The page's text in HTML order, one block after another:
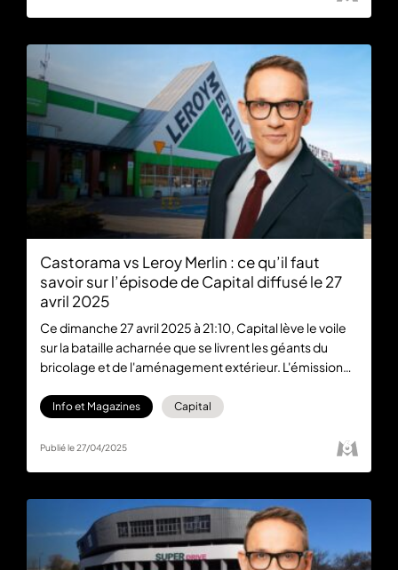
Castorama vs Leroy Merlin : ce qu’il faut
savoir sur l’épisode de Capital diffusé le 27
avril 2025
Ce dimanche 27 avril 2025 à 21:10, Capital lève le voile
sur la bataille acharnée que se livrent les géants du
bricolage et de l'aménagement extérieur. L'émission
stratégie offensive de Castorama pour conquérir le
traditionnellement dominé par Leroy Merlin. Si vous
Info et Magazines Capital
Publié le 27/04/2025